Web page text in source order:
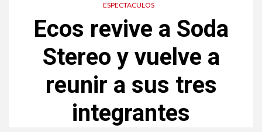
ESPECTACULOS
Ecos revive a Soda
Stereo y vuelve a
reunir a sus tres
integrantes